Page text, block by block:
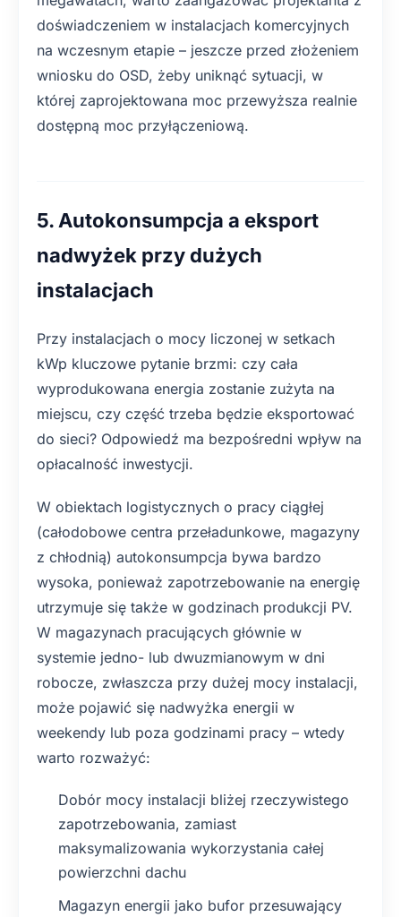
doświadczeniem w instalacjach komercyjnych
na wczesnym etapie – jeszcze przed złożeniem
wniosku do OSD, żeby uniknąć sytuacji, w
której zaprojektowana moc przewyższa realnie
dostępną moc przyłączeniową.
5. Autokonsumpcja a eksport
nadwyżek przy dużych
instalacjach
Przy instalacjach o mocy liczonej w setkach
kWp kluczowe pytanie brzmi: czy cała
wyprodukowana energia zostanie zużyta na
miejscu, czy część trzeba będzie eksportować
do sieci? Odpowiedź ma bezpośredni wpływ na
opłacalność inwestycji.
W obiektach logistycznych o pracy ciągłej
(całodobowe centra przeładunkowe, magazyny
z chłodnią) autokonsumpcja bywa bardzo
wysoka, ponieważ zapotrzebowanie na energię
utrzymuje się także w godzinach produkcji PV.
W magazynach pracujących głównie w
systemie jedno- lub dwuzmianowym w dni
robocze, zwłaszcza przy dużej mocy instalacji,
może pojawić się nadwyżka energii w
weekendy lub poza godzinami pracy – wtedy
warto rozważyć:
Dobór mocy instalacji bliżej rzeczywistego
zapotrzebowania, zamiast
maksymalizowania wykorzystania całej
powierzchni dachu
Magazyn energii jako bufor przesuwający